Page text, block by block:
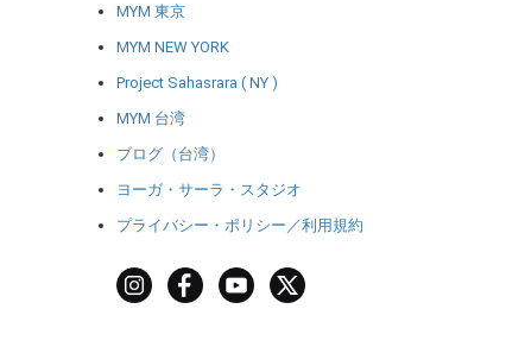
MYM 東京
MYM NEW YORK
Project Sahasrara ( NY )
MYM 台湾
ブログ（台湾）
ヨーガ・サーラ・スタジオ
プライバシー・ポリシー／利用規約